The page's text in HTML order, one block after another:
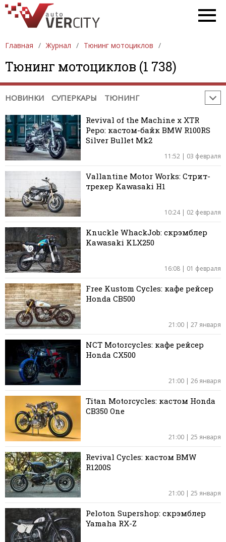
Главная Журнал Тюнинг мотоциклов
Тюнинг мотоциклов (1 738)
НОВИНКИ СУПЕРКАРЫ ТЮНИНГ
РЕМОНТ / ДИАГНОСТИКА
ПРОБЛЕМЫ НА ДОРОГЕ
СОВЕТЫ ПРИ ПОКУПКЕ / ПРОДАЖЕ
РЕКЛАМА
Revival of the Machine х XTR
Pepo: кастом-байк BMW R100RS
Silver Bullet Mk2
11:52 | 03 февраля
Vallantine Motor Works: Стрит-
трекер Kawasaki H1
10:24 | 02 февраля
Knuckle WhackJob: скрэмблер
Kawasaki KLX250
16:08 | 01 февраля
Free Kustom Cycles: кафе рейсер
Honda CB500
21:00 | 27 января
NCT Motorcycles: кафе рейсер
Honda CX500
21:00 | 26 января
Titan Motorcycles: кастом Honda
CB350 One
21:00 | 25 января
Revival Cycles: кастом BMW
R1200S
21:00 | 25 января
Peloton Supershop: скрэмблер
Yamaha RX-Z